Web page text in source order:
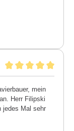
mein
Herr Filipski
jedes Mal sehr